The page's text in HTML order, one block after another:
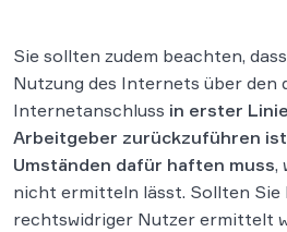
Sie sollten zudem beachten,
Nutzung des Internets über den
Internetanschluss in erster
Arbeitgeber zurückzuführen ist
Umständen dafür haften muss,
nicht ermitteln lässt. Sollten Sie
rechtswidriger Nutzer ermittelt